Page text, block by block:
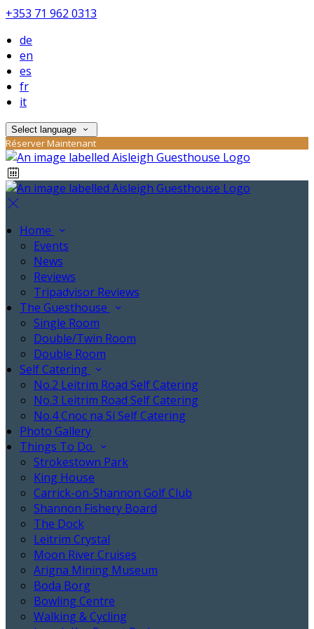
+353 71 962 0313
de
en
es
fr
it
Select language
Réserver Maintenant
Home
Events
News
Reviews
Tripadvisor Reviews
The Guesthouse
Single Room
Double/Twin Room
Double Room
Self Catering
No.2 Leitrim Road Self Catering
No.3 Leitrim Road Self Catering
No.4 Cnoc na Sí Self Catering
Photo Gallery
Things To Do
Strokestown Park
King House
Carrick-on-Shannon Golf Club
Shannon Fishery Board
The Dock
Leitrim Crystal
Moon River Cruises
Arigna Mining Museum
Boda Borg
Bowling Centre
Walking & Cycling